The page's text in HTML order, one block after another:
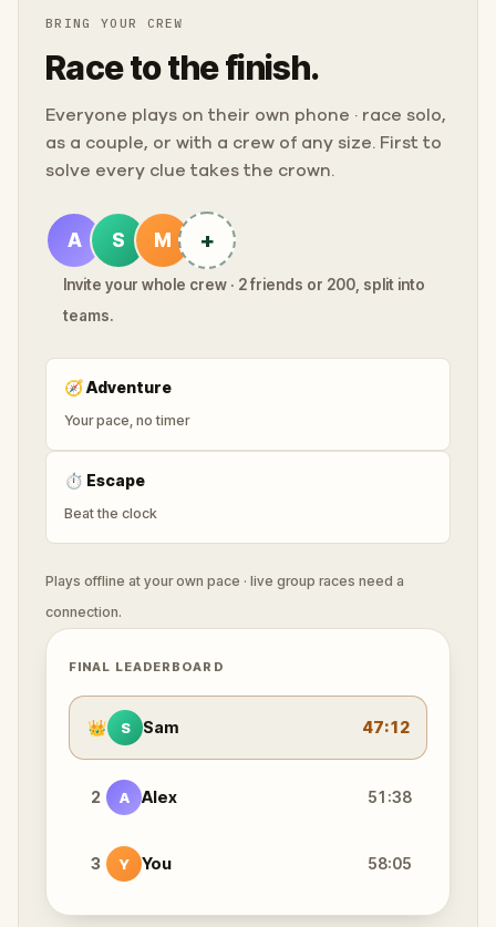
BRING YOUR CREW
Race to the finish.
Everyone plays on their own phone · race solo,
as a couple, or with a crew of any size. First to
solve every clue takes the crown.
A S M +
Invite your whole crew · 2 friends or 200, split into
teams.
🧭Adventure
Your pace, no timer
⏱ Escape
Beat the clock
Plays offline at your own pace · live group races need a
connection.
FINAL LEADERBOARD
👑 S Sam 47:12
2 A Alex 51:38
3 Y You 58:05